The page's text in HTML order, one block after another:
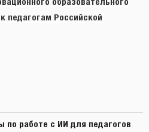
педагогам Российской
работе с ИИ для педагогов